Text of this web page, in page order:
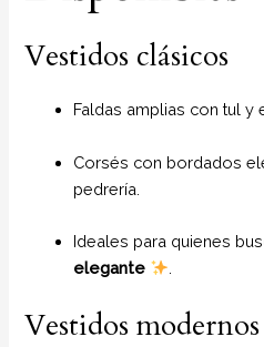
Vestidos clásicos
Faldas amplias con tul y
Corsés con bordados
pedrería.
Ideales para quienes
elegante
Vestidos modernos